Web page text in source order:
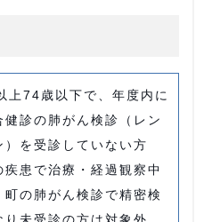
上74歳以下で、年度内に
健診の肺がん検診（レン
）を受診していない方
患で治療・経過観察中
町の肺がん検診で精密検